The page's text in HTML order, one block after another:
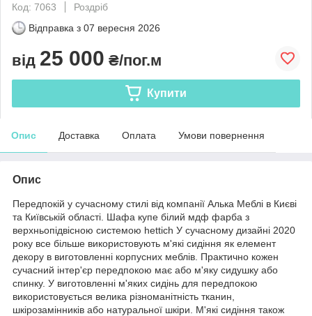
Код: 7063
Роздріб
Відправка з 07 вересня 2026
від 25 000 ₴/пог.м
Купити
Опис Доставка Оплата Умови повернення
Опис
Передпокій у сучасному стилі від компанії Алька Меблі в Києві
та Київській області. Шафа купе білий мдф фарба з
верхньопідвісною системою hettich У сучасному дизайні 2020
року все більше використовують м'які сидіння як елемент
декору в виготовленні корпусних меблів. Практично кожен
сучасний інтер'єр передпокою має або м'яку сидушку або
спинку. У виготовленні м'яких сидінь для передпокою
використовується велика різноманітність тканин,
шкірозамінників або натуральної шкіри. М'які сидіння також